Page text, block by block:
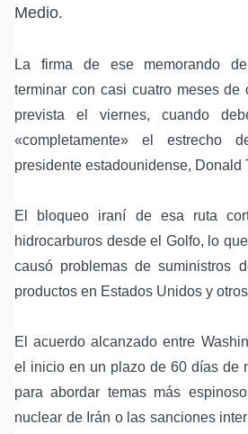
Medio.
La firma de ese memorando
terminar con casi cuatro meses de
prevista el viernes, cuando
«completamente» el estrecho
presidente estadounidense, Donald
El bloqueo iraní de esa ruta
hidrocarburos desde el Golfo, lo
causó problemas de suministros
productos en Estados Unidos y
El acuerdo alcanzado entre
el inicio en un plazo de 60 días de
para abordar temas más
nuclear de Irán o las sanciones